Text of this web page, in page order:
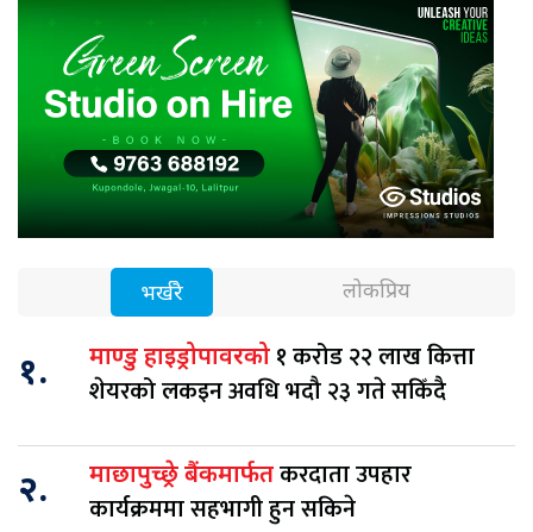
भर्खरै लोकप्रिय
१. माण्डु हाइड्रोपावरको १ करोड २२ लाख कित्ता
शेयरको लकइन अवधि भदौ २३ गते सकिँदै
२. माछापुच्छ्रे बैंकमार्फतकरदाता उपहार
कार्यक्रममा सहभागी हुन सकिने